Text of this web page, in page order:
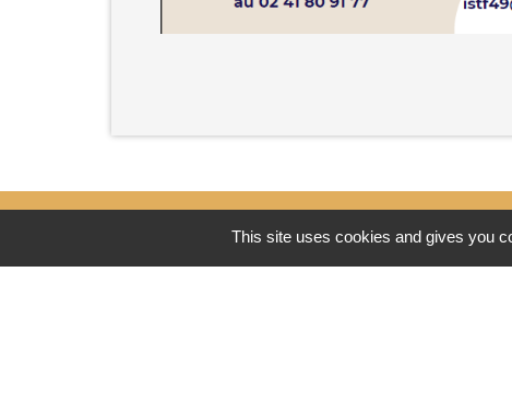
This site uses cookies and gives you